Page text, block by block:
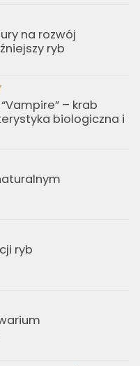
na rozwój
ryb
– krab
biologiczna i
ryb